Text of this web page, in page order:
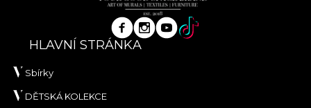
HLAVNÍ STRÁNKA
Sbírky
DĚTSKÁ KOLEKCE